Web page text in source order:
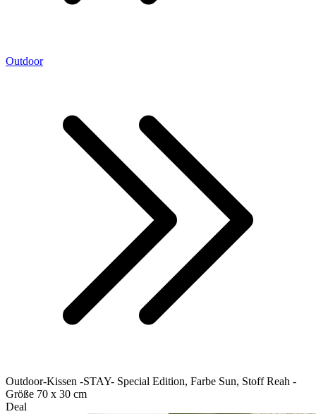
Outdoor
Outdoor-Kissen -STAY- Special Edition, Farbe Sun, Stoff Reah -
Größe 70 x 30 cm
Deal